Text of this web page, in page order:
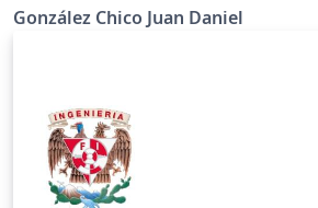
González Chico Juan Daniel